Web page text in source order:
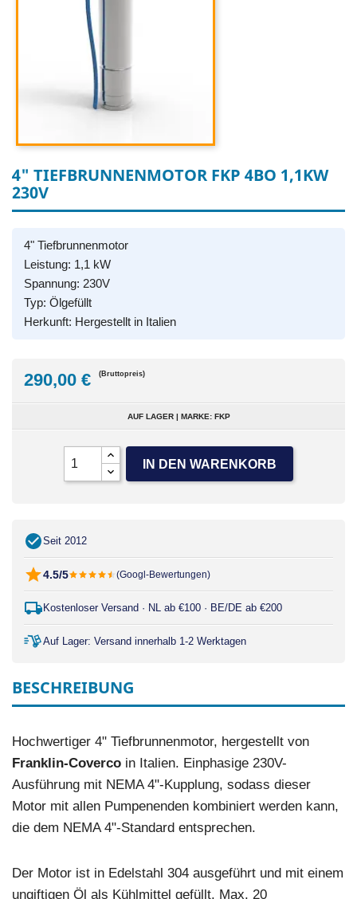
4" TIEFBRUNNENMOTOR FKP 4BO 1,1KW
230V
4" Tiefbrunnenmotor
Leistung: 1,1 kW
Spannung: 230V
Typ: Ölgefüllt
Herkunft: Hergestellt in Italien
290,00 € (Bruttopreis)
AUF LAGER | MARKE: FKP
IN DEN WARENKORB
Seit 2012
4.5/5 (Googl-Bewertungen)
Kostenloser Versand · NL ab €100 · BE/DE ab €200
Auf Lager: Versand innerhalb 1-2 Werktagen
BESCHREIBUNG
Hochwertiger 4" Tiefbrunnenmotor, hergestellt von
Franklin-Coverco in Italien. Einphasige 230V-
Ausführung mit NEMA 4"-Kupplung, sodass dieser
Motor mit allen Pumpenenden kombiniert werden kann,
die dem NEMA 4"-Standard entsprechen.
Der Motor ist in Edelstahl 304 ausgeführt und mit einem
ungiftigen Öl als Kühlmittel gefüllt. Max. 20